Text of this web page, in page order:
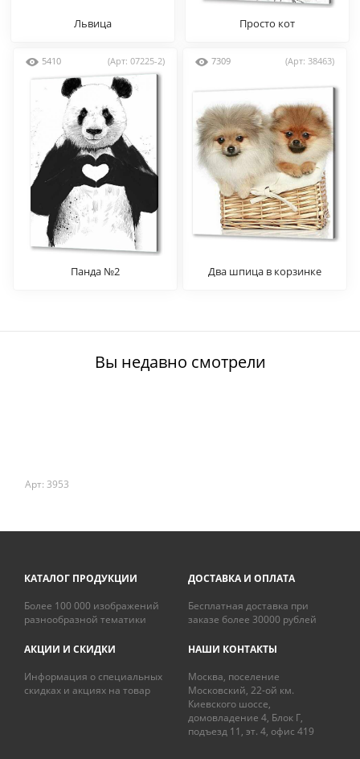
Львица Просто кот
5410 (Арт: 07225-2)
Панда №2
7309 (Арт: 38463)
Два шпица в корзинке
Вы недавно смотрели
Арт: 3953
КАТАЛОГ ПРОДУКЦИИ
Более 100 000 изображений
разнообразной тематики
ДОСТАВКА И ОПЛАТА
Бесплатная доставка при
заказе более 30000 рублей
АКЦИИ И СКИДКИ
Информация о специальных
скидках и акциях на товар
НАШИ КОНТАКТЫ
Москва, поселение
Московский, 22-ой км.
Киевского шоссе,
домовладение 4, Блок Г,
подъезд 11, эт. 4, офис 419